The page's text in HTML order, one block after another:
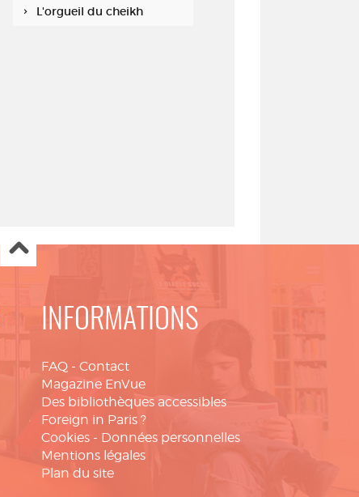
L'orgueil du cheikh
INFORMATIONS
FAQ - Contact
Magazine EnVue
Des bibliothèques accessibles
Foreign in Paris ?
Cookies - Données personnelles
Mentions légales
Plan du site